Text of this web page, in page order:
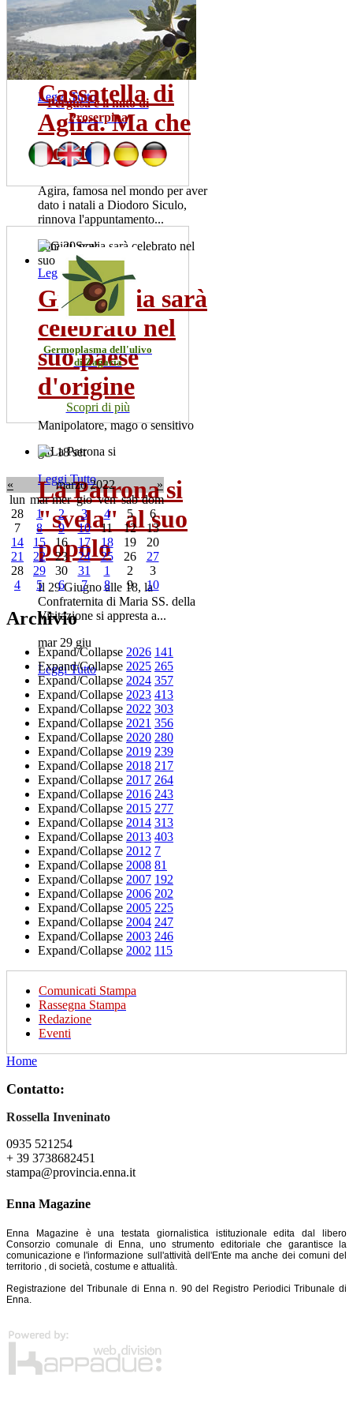
Sono una trentina gia' i tamponi
risultati positivi. La meta' dei
pazienti ricoverata...
mer 22 lug
Leggi Tutto
Cassatella di
Agira. Ma che
bontà!
Agira, famosa nel mondo per aver
dato i natali a Diodoro Siculo,
rinnova l'appuntamento...
dom 20 nov
Leggi Tutto
Gigi Scalia sarà
celebrato nel
suo paese
d'origine
Manipolatore, mago o sensitivo
gio 18 set
Leggi Tutto
La Patrona si
"svela" al suo
popolo
Il 29 Giugno alle 18, la
Confraternita di Maria SS. della
Visitazione si appresta a...
mar 29 giu
Leggi Tutto
Pergusa e il mito di
Proserpina
Germoplasma dell'ulivo
di Zagaria
Scopri di più
« marzo 2022
»
lun mar mer gio ven sab dom
28
1 2 3 4 5
6
7
8 9 10 11 12
13
14
15 16 17 18 19
20
21
22 23 24 25 26
27
28
29 30 31 1 2
3
4
5 6 7 8 9 10
Archivio
Expand/Collapse 2026 141
Expand/Collapse 2025 265
Expand/Collapse 2024 357
Expand/Collapse 2023 413
Expand/Collapse 2022 303
Expand/Collapse 2021 356
Expand/Collapse 2020 280
Expand/Collapse 2019 239
Expand/Collapse 2018 217
Expand/Collapse 2017 264
Expand/Collapse 2016 243
Expand/Collapse 2015 277
Expand/Collapse 2014 313
Expand/Collapse 2013 403
Expand/Collapse 2012 7
Expand/Collapse 2008 81
Expand/Collapse 2007 192
Expand/Collapse 2006 202
Expand/Collapse 2005 225
Expand/Collapse 2004 247
Expand/Collapse 2003 246
Expand/Collapse 2002 115
Comunicati Stampa
Rassegna Stampa
Redazione
Eventi
Home
Contatto:
Rossella Inveninato
0935 521254
+ 39 3738682451
stampa@provincia.enna.it
Enna Magazine
Enna Magazine è una testata giornalistica istituzionale edita dal libero
Consorzio comunale di Enna, uno strumento editoriale che garantisce la
comunicazione e l'informazione sull'attività dell'Ente ma anche dei comuni del
territorio , di società, costume e attualità.
Registrazione del Tribunale di Enna n. 90 del Registro Periodici Tribunale di
Enna.